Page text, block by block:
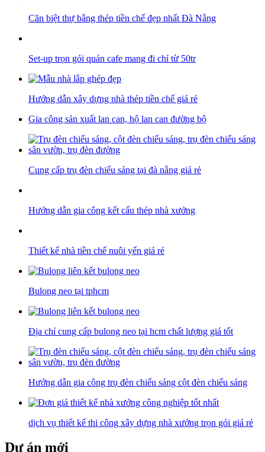
Căn biệt thự bằng thép tiền chế đẹp nhất Đà Nẵng
Set-up trọn gói quán cafe mang đi chỉ từ 50tr
Hướng dẫn xây dựng nhà thép tiền chế giá rẻ
Gia công sản xuất lan can, hộ lan can đường bộ
Cung cấp trụ đèn chiếu sáng tại đà nẵng giá rẻ
Hướng dẫn gia công kết cấu thép nhà xưởng
Thiết kế nhà tiền chế nuôi yến giá rẻ
Bulong neo tại tphcm
Địa chỉ cung cấp bulong neo tại hcm chất lượng giá tốt
Hướng dẫn gia công trụ đèn chiếu sáng cột đèn chiếu sáng
dịch vụ thiết kế thi công xây dựng nhà xưởng trọn gói giá rẻ
Dự án mới